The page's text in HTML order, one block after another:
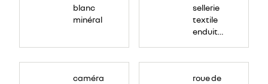
blanc
minéral
sellerie
textile
enduit
caméra
roue de